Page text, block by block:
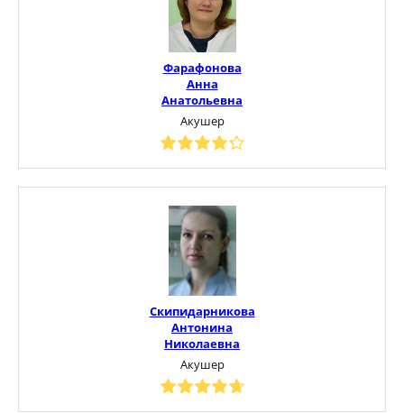
Фарафонова
Анна
Анатольевна
Акушер
Скипидарникова
Антонина
Николаевна
Акушер